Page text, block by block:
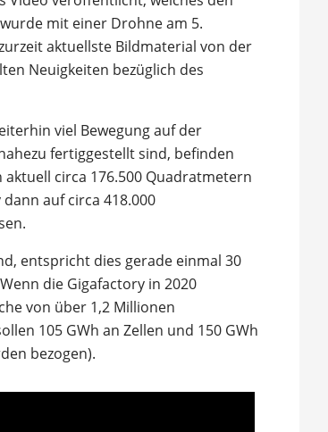
mit einer Drohne am 5.
aktuellste Bildmaterial von der
Neuigkeiten bezüglich des
viel Bewegung auf der
fertiggestellt sind, befinden
circa 176.500 Quadratmetern
auf circa 418.000
entspricht dies gerade einmal 30
die Gigafactory in 2020
von über 1,2 Millionen
105 GWh an Zellen und 150 GWh
bezogen).